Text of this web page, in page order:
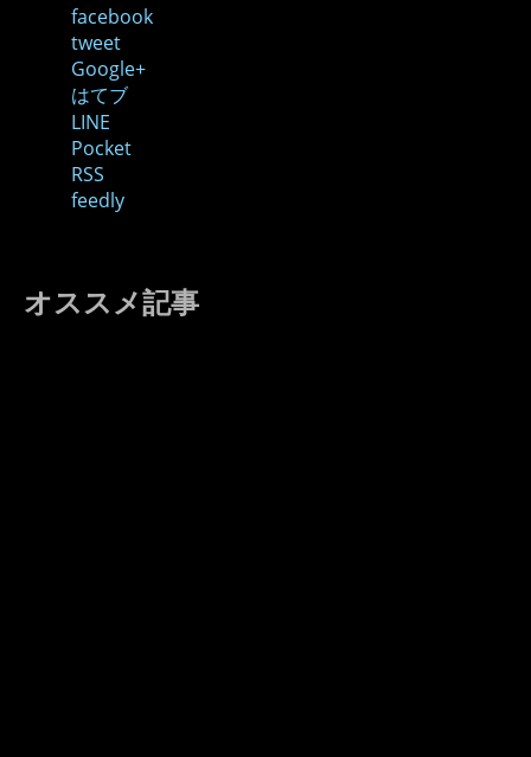
facebook
tweet
Google+
はてブ
LINE
Pocket
RSS
feedly
オススメ記事